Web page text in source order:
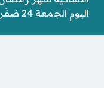
اليوم الجمعة 24 صَفَر 1448